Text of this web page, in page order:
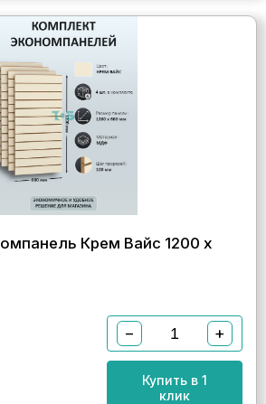
Крем Вайс 1200 х
− +
Купить в 1
клик